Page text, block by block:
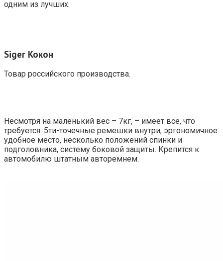
одним из лучших.
Siger Кокон
Товар российского производства.
Несмотря на маленький вес – 7кг, – имеет все, что
требуется: 5ти-точечные ремешки внутри, эргономичное
удобное место, несколько положений спинки и
подголовника, систему боковой защиты. Крепится к
автомобилю штатным авторемнем.